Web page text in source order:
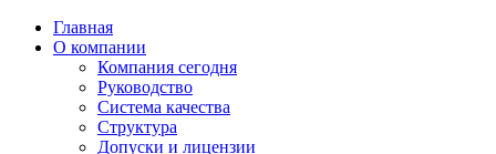
Главная
О компании
Компания сегодня
Руководство
Система качества
Структура
Допуски и лицензии